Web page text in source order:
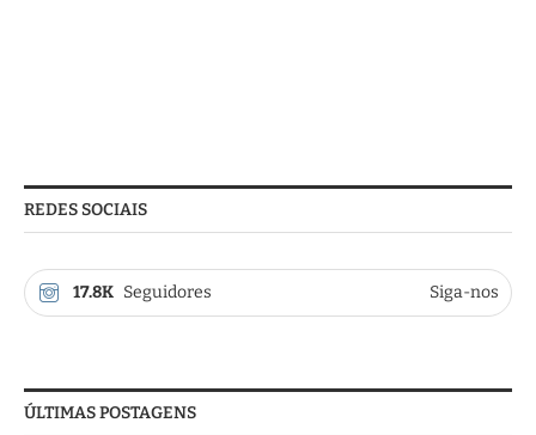
REDES SOCIAIS
17.8K Seguidores Siga-nos
ÚLTIMAS POSTAGENS